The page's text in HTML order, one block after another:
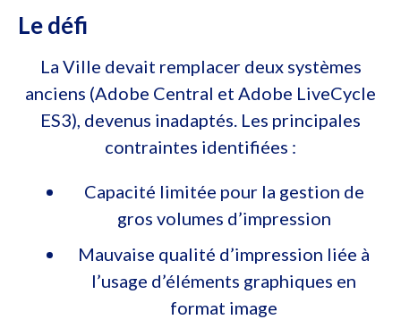
Le défi
La Ville devait remplacer deux systèmes
anciens (Adobe Central et Adobe LiveCycle
ES3), devenus inadaptés. Les principales
contraintes identifiées :
Capacité limitée pour la gestion de
gros volumes d’impression
Mauvaise qualité d’impression liée à
l’usage d’éléments graphiques en
format image